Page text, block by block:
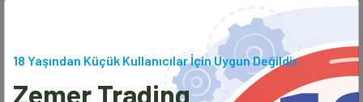
Zemer Trading
18 Yaşından Küçük Kullanıcılar İçin Uygun Değildir.
Zemer Trading